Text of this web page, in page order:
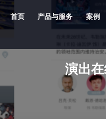
首页 产品与服务 案例
演出